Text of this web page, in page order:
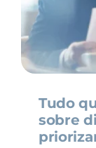
Tudo
sobre